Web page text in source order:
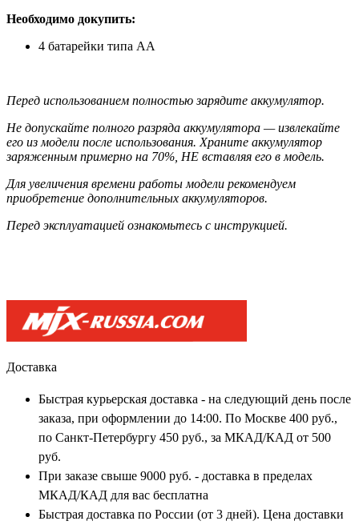
Необходимо докупить:
4 батарейки типа АА
Перед использованием полностью зарядите аккумулятор.
Не допускайте полного разряда аккумулятора — извлекайте
его из модели после использования. Храните аккумулятор
заряженным примерно на 70%, НЕ вставляя его в модель.
Для увеличения времени работы модели рекомендуем
приобретение дополнительных аккумуляторов.
Перед эксплуатацией ознакомьтесь с инструкцией.
Доставка
Быстрая курьерская доставка - на следующий день после
заказа, при оформлении до 14:00. По Москве 400 руб.,
по Санкт-Петербургу 450 руб., за МКАД/КАД от 500
руб.
При заказе свыше 9000 руб. - доставка в пределах
МКАД/КАД для вас бесплатна
Быстрая доставка по России (от 3 дней). Цена доставки